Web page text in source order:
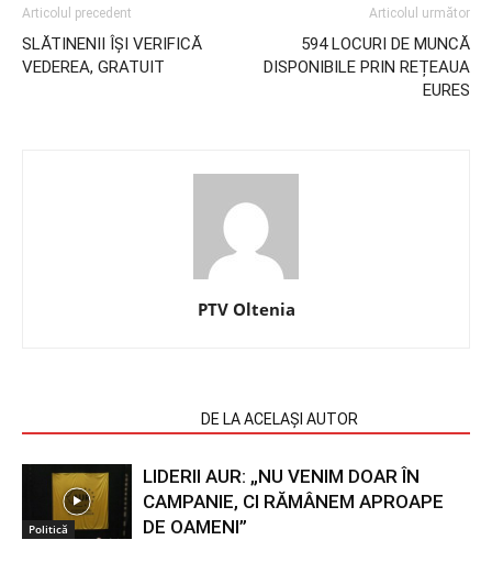
Articolul precedent
SLĂTINENII ÎȘI VERIFICĂ
VEDEREA, GRATUIT
Articolul următor
594 LOCURI DE MUNCĂ
DISPONIBILE PRIN REȚEAUA
EURES
PTV Oltenia
DE LA ACELAȘI AUTOR
Politică
LIDERII AUR: „NU VENIM DOAR ÎN
CAMPANIE, CI RĂMÂNEM APROAPE
DE OAMENI”